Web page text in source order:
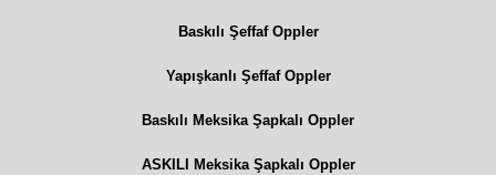
Baskılı Şeffaf Oppler
Yapışkanlı Şeffaf Oppler
Baskılı Meksika Şapkalı Oppler
ASKILI Meksika Şapkalı Oppler